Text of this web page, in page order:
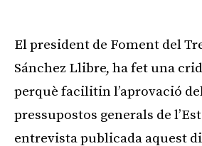
El president de Foment del
Sánchez Llibre, ha fet una
perquè facilitin l’aprovació
pressupostos generals de
entrevista publicada aquest